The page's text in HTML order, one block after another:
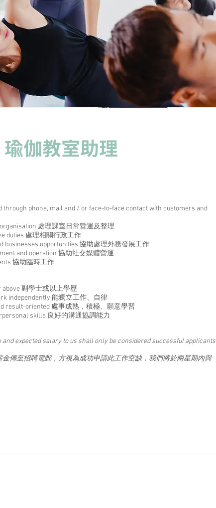
瑜伽教室助理
through phone, mail and / or face-to-face contact with customers and
處理課室日常營運及整理
duties 處理相關行政工作
businesses opportunities 協助處理外務發展工作
and operation 協助社交媒體營運
協助臨時工作
above 副學士或以上學歷
independently 能獨立工作、自律
result-oriented 處事成熟，積極、願意學習
skills 良好的溝通協調能力
expected salary to us shall only be considered successful applicants
傳至招聘電郵，方視為成功申請此工作空缺，我們將於兩星期內與